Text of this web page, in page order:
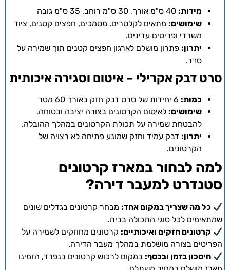
מידות: 40 ס"מ אורך, 30 ס"מ רוחב, 35 ס"מ גובה
שימושים: מתאים לקלסרים, מסמכים, חפצים קטנים, ציוד
משרדי ופריטים עדינים.
יתרון: פתרון מושלם לארגון חפצים קטנים תוך שמירה על
סדר.
סרט דבק אקרילי – איטום וסגירה איכותית
כמות:
שימושים: לאיטום הקרטונים בצורה יציבה ובטוחה,
להבטחת שמירה על תכולת הקרטונים במהלך ההובלה.
יתרון: דבק עמיד וחזק שמונע פתיחה לא רצויה של
הקרטונים.
למה לבחור במארז קרטונים
סטנדרט למעבר דירה?
כל מה שצריך במקום אחד: מבחר קרטונים בגדלים שונים
שמתאימים לכל סוגי התכולה בבית.
קרטונים חזקים ואיכותיים: קרטונים מחוזקים לשמירה על
הפריטים בצורה מושלמת במהלך מעבר הדירה.
חיסכון בזמן ובכסף: במקום לרכוש קרטונים בנפרד, הזמינו